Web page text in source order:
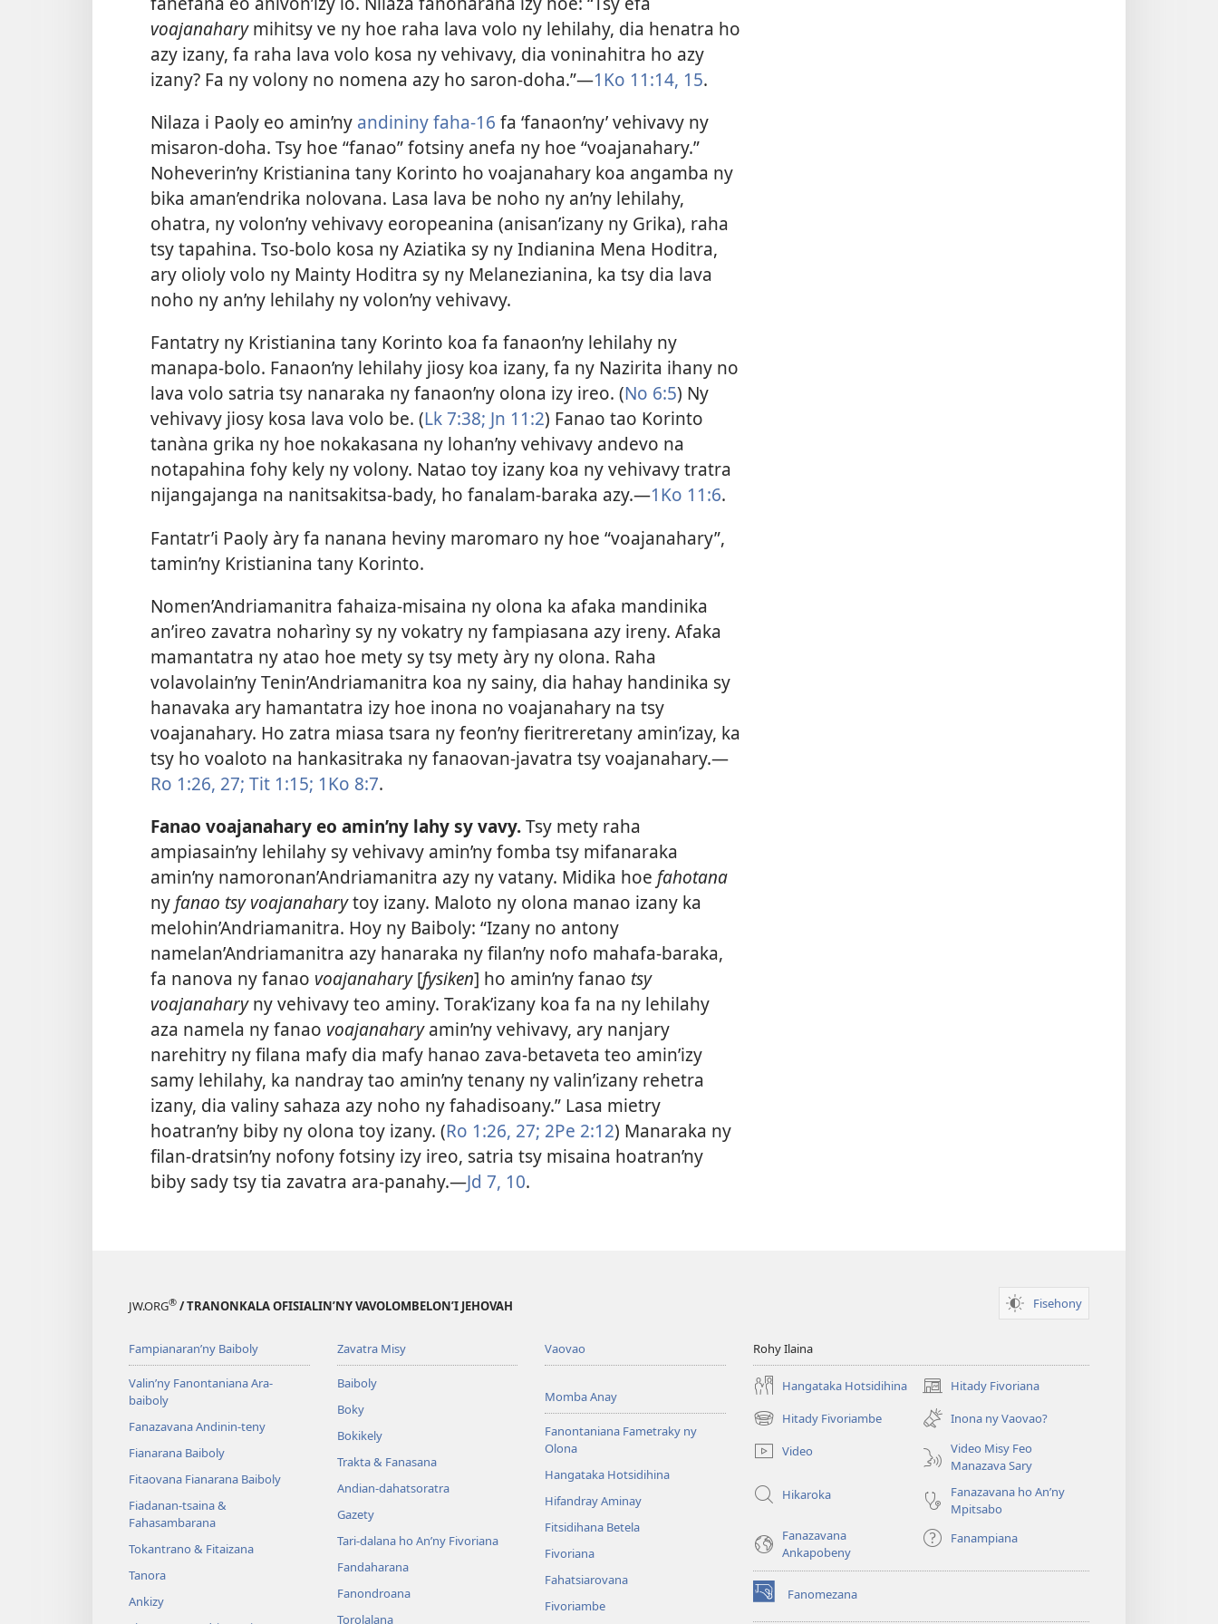
voajanaharymihitsy ve ny hoe raha lava volo ny lehilahy, dia henatra ho
azy izany, fa raha lava volo kosa ny vehivavy, dia voninahitra ho azy
izany? Fa ny volony no nomena azy ho saron-doha.”​—1Ko 11:14, 15.
Nilaza i Paoly eo amin’ny andininy faha-16 fa ‘fanaon’ny’ vehivavy ny
misaron-doha. Tsy hoe “fanao” fotsiny anefa ny hoe “voajanahary.”
Noheverin’ny Kristianina tany Korinto ho voajanahary koa angamba ny
bika aman’endrika nolovana. Lasa lava be noho ny an’ny lehilahy,
ohatra, ny volon’ny vehivavy eoropeanina (anisan’izany ny Grika), raha
tsy tapahina. Tso-bolo kosa ny Aziatika sy ny Indianina Mena Hoditra,
ary olioly volo ny Mainty Hoditra sy ny Melanezianina, ka tsy dia lava
noho ny an’ny lehilahy ny volon’ny vehivavy.
Fantatry ny Kristianina tany Korinto koa fa fanaon’ny lehilahy ny
manapa-bolo. Fanaon’ny lehilahy jiosy koa izany, fa ny Nazirita ihany no
lava volo satria tsy nanaraka ny fanaon’ny olona izy ireo. (No 6:5) Ny
vehivavy jiosy kosa lava volo be. (Lk 7:38; Jn 11:2) Fanao tao Korinto
tanàna grika ny hoe nokakasana ny lohan’ny vehivavy andevo na
notapahina fohy kely ny volony. Natao toy izany koa ny vehivavy tratra
nijangajanga na nanitsakitsa-bady, ho fanalam-baraka azy.​—1Ko 11:6.
Fantatr’i Paoly àry fa nanana heviny maromaro ny hoe “voajanahary”,
tamin’ny Kristianina tany Korinto.
Nomen’Andriamanitra fahaiza-misaina ny olona ka afaka mandinika
an’ireo zavatra noharìny sy ny vokatry ny fampiasana azy ireny. Afaka
mamantatra ny atao hoe mety sy tsy mety àry ny olona. Raha
volavolain’ny Tenin’Andriamanitra koa ny sainy, dia hahay handinika sy
hanavaka ary hamantatra izy hoe inona no voajanahary na tsy
voajanahary. Ho zatra miasa tsara ny feon’ny fieritreretany amin’izay, ka
tsy ho voaloto na hankasitraka ny fanaovan-javatra tsy voajanahary.​—
Ro 1:26, 27; Tit 1:15; 1Ko 8:7.
Fanao voajanahary eo amin’ny lahy sy vavy.Tsy mety raha
ampiasain’ny lehilahy sy vehivavy amin’ny fomba tsy mifanaraka
amin’ny namoronan’Andriamanitra azy ny vatany. Midika hoe fahotana
ny fanao tsy voajanaharytoy izany. Maloto ny olona manao izany ka
melohin’Andriamanitra. Hoy ny Baiboly: “Izany no antony
namelan’Andriamanitra azy hanaraka ny filan’ny nofo mahafa-baraka,
fa nanova ny fanao voajanahary[fysiken] ho amin’ny fanao tsy
voajanaharyny vehivavy teo aminy. Torak’izany koa fa na ny lehilahy
aza namela ny fanao voajanaharyamin’ny vehivavy, ary nanjary
narehitry ny filana mafy dia mafy hanao zava-betaveta teo amin’izy
samy lehilahy, ka nandray tao amin’ny tenany ny valin’izany rehetra
izany, dia valiny sahaza azy noho ny fahadisoany.” Lasa mietry
hoatran’ny biby ny olona toy izany. (Ro 1:26, 27; 2Pe 2:12) Manaraka ny
filan-dratsin’ny nofony fotsiny izy ireo, satria tsy misaina hoatran’ny
biby sady tsy tia zavatra ara-panahy.​—Jd 7, 10.
JW.ORG® / TRANONKALA OFISIALIN’NY VAVOLOMBELON’I JEHOVAH Fisehony
Fampianaran’ny Baiboly
Valin’ny Fanontaniana Ara-
baiboly
Fanazavana Andinin-teny
Fianarana Baiboly
Fitaovana Fianarana Baiboly
Fiadanan-tsaina &
Fahasambarana
Tokantrano & Fitaizana
Tanora
Ankizy
Zavatra Misy
Baiboly
Boky
Bokikely
Trakta & Fanasana
Andian-dahatsoratra
Gazety
Tari-dalana ho An’ny Fivoriana
Fandaharana
Fanondroana
Torolalana
Vaovao
Momba Anay
Fanontaniana Fametraky ny
Olona
Hangataka Hotsidihina
Hifandray Aminay
Fitsidihana Betela
Fivoriana
Fahatsiarovana
Fivoriambe
Rohy Ilaina
Hangataka Hotsidihina Hitady Fivoriana
(manokatra
rohy)
Hitady Fivoriambe
(manokatra
rohy)
Inona ny Vaovao?
Video
Video Misy Feo
Manazava Sary
Hikaroka
Fanazavana ho An’ny
Mpitsabo
Fanazavana
Ankapobeny
Fanampiana
Fanomezana
(manokatra
rohy)